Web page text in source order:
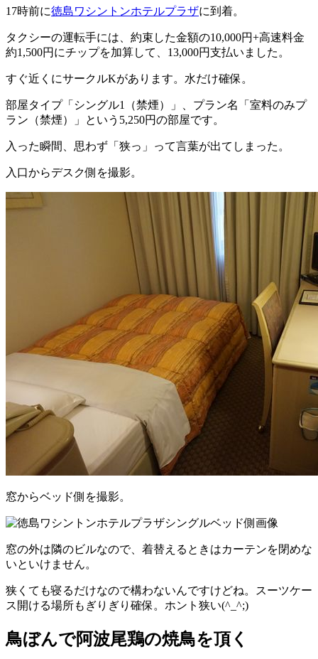
17時前に徳島ワシントンホテルプラザに到着。
タクシーの運転手には、約束した金額の10,000円+高速料金
約1,500円にチップを加算して、13,000円支払いました。
すぐ近くにサークルKがあります。水だけ確保。
部屋タイプ「シングル1（禁煙）」、プラン名「室料のみプ
ラン（禁煙）」という5,250円の部屋です。
入った瞬間、思わず「狭っ」って言葉が出てしまった。
入口からデスク側を撮影。
窓からベッド側を撮影。
窓の外は隣のビルなので、着替えるときはカーテンを閉めな
いといけません。
狭くても寝るだけなので構わないんですけどね。スーツケー
ス開ける場所もぎりぎり確保。ホント狭い(^_^;)
鳥ぼんで阿波尾鶏の焼鳥を頂く